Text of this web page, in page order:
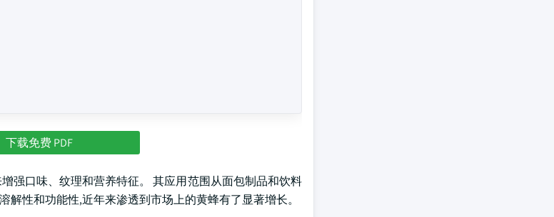
下载免费 PDF
强口味、纹理和营养特征。 其应用范围从面包制品和饮料
性和功能性,近年来渗透到市场上的黄蜂有了显著增长。